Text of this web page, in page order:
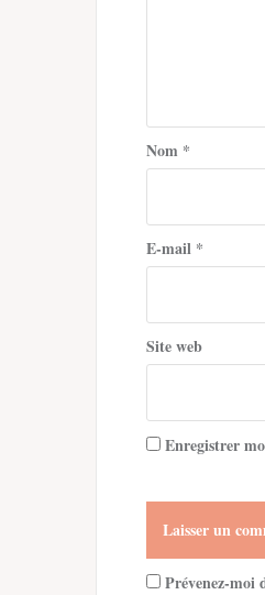
Nom *
E-mail *
Site web
Enregistrer
Prévenez-moi